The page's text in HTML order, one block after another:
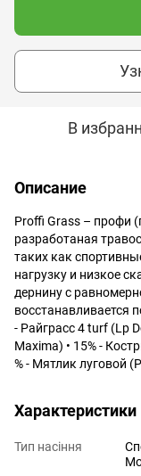
В
Описание
Proffi Grass – профи
разработаная
таких как
нагрузку и низкое
дернину с
восстанавливается
- Райграсс 4 turf (Lp
Maxima) • 15% -
% - Мятлик луговой
Характеристики
Тип насіння